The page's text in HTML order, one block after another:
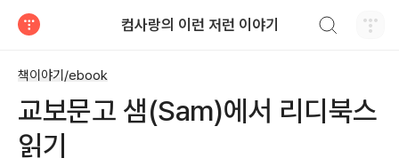
컴사랑의 이런 저런 이야기
책이야기/ebook
교보문고 샘(Sam)에서 리디북스
읽기